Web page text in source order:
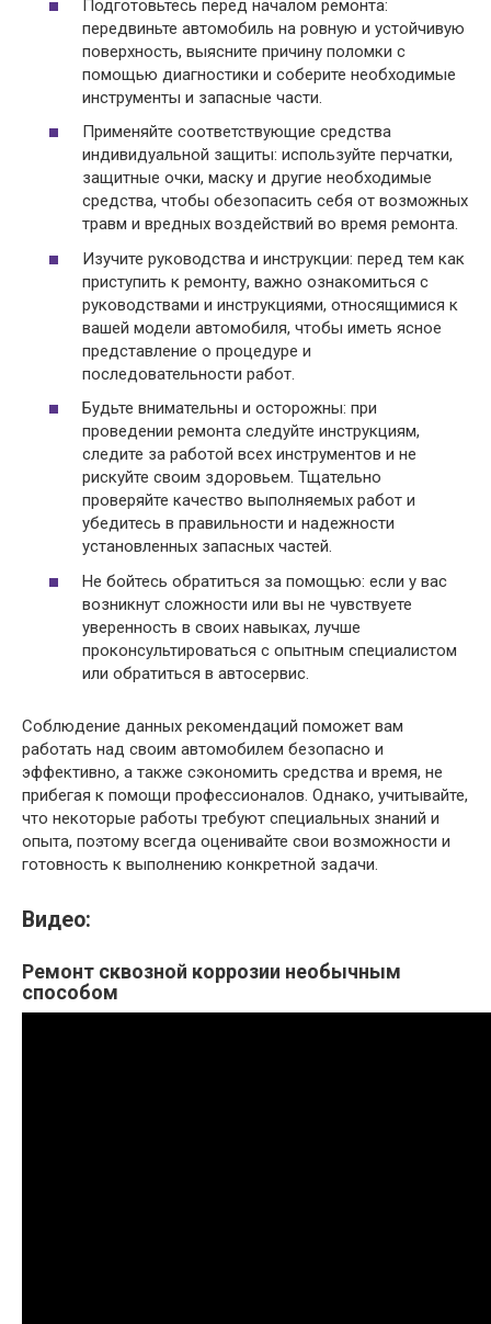
Подготовьтесь перед началом ремонта:
передвиньте автомобиль на ровную и устойчивую
поверхность, выясните причину поломки с
помощью диагностики и соберите необходимые
инструменты и запасные части.
Применяйте соответствующие средства
индивидуальной защиты: используйте перчатки,
защитные очки, маску и другие необходимые
средства, чтобы обезопасить себя от возможных
травм и вредных воздействий во время ремонта.
Изучите руководства и инструкции: перед тем как
приступить к ремонту, важно ознакомиться с
руководствами и инструкциями, относящимися к
вашей модели автомобиля, чтобы иметь ясное
представление о процедуре и
последовательности работ.
Будьте внимательны и осторожны: при
проведении ремонта следуйте инструкциям,
следите за работой всех инструментов и не
рискуйте своим здоровьем. Тщательно
проверяйте качество выполняемых работ и
убедитесь в правильности и надежности
установленных запасных частей.
Не бойтесь обратиться за помощью: если у вас
возникнут сложности или вы не чувствуете
уверенность в своих навыках, лучше
проконсультироваться с опытным специалистом
или обратиться в автосервис.
Соблюдение данных рекомендаций поможет вам
работать над своим автомобилем безопасно и
эффективно, а также сэкономить средства и время, не
прибегая к помощи профессионалов. Однако, учитывайте,
что некоторые работы требуют специальных знаний и
опыта, поэтому всегда оценивайте свои возможности и
готовность к выполнению конкретной задачи.
Видео:
Ремонт сквозной коррозии необычным
способом